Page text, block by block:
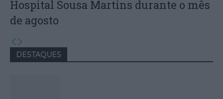
Hospital Sousa Martins durante o mês
de agosto
DESTAQUES